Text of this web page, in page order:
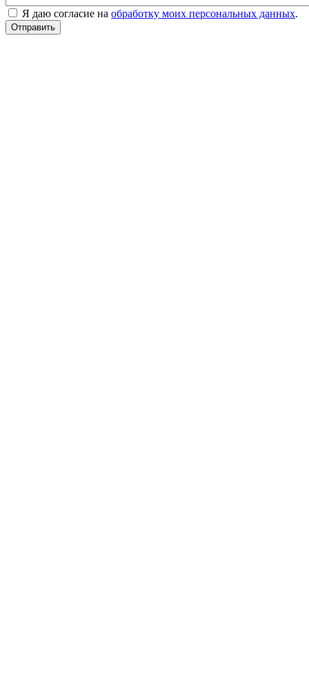
Я даю согласие на обработку моих персональных данных.
Отправить